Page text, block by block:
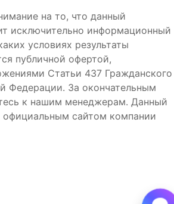
на то, что данный
исключительно информационный
условиях результаты
публичной офертой,
Статьи 437 Гражданского
Федерации. За окончательным
к нашим менеджерам. Данный
официальным сайтом компании